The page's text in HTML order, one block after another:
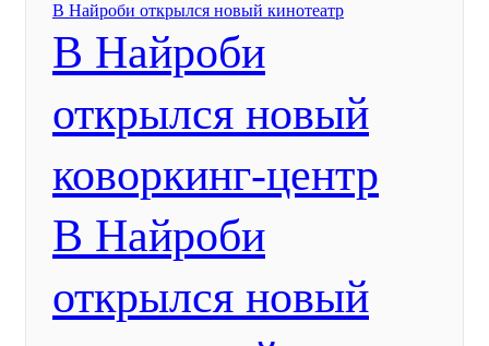
В Найроби открылся новый кинотеатр
В Найроби
открылся новый
коворкинг-центр
В Найроби
открылся новый